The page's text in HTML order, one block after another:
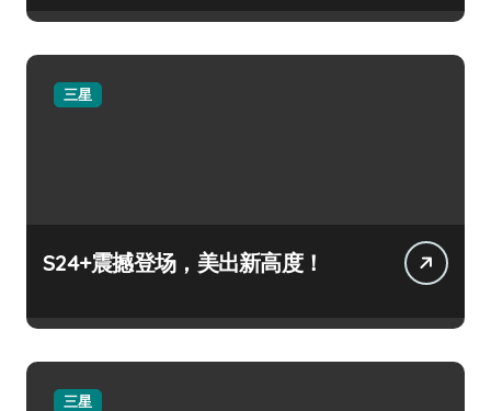
三星
S24+震撼登场，美出新高度！
三星